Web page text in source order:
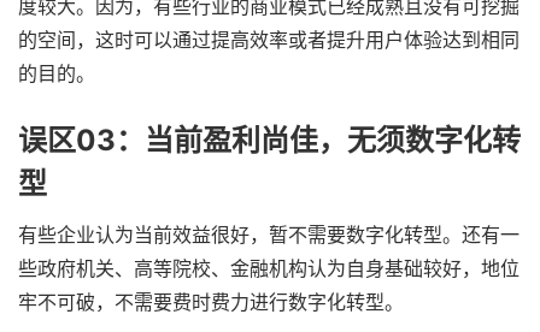
度较大。因为，有些行业的商业模式已经成熟且没有可挖掘
的空间，这时可以通过提高效率或者提升用户体验达到相同
的目的。
误区03：当前盈利尚佳，无须数字化转
型
有些企业认为当前效益很好，暂不需要数字化转型。还有一
些政府机关、高等院校、金融机构认为自身基础较好，地位
牢不可破，不需要费时费力进行数字化转型。